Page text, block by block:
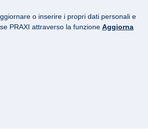
o inserire i propri dati personali e
PRAXI attraverso la funzione Aggiorna